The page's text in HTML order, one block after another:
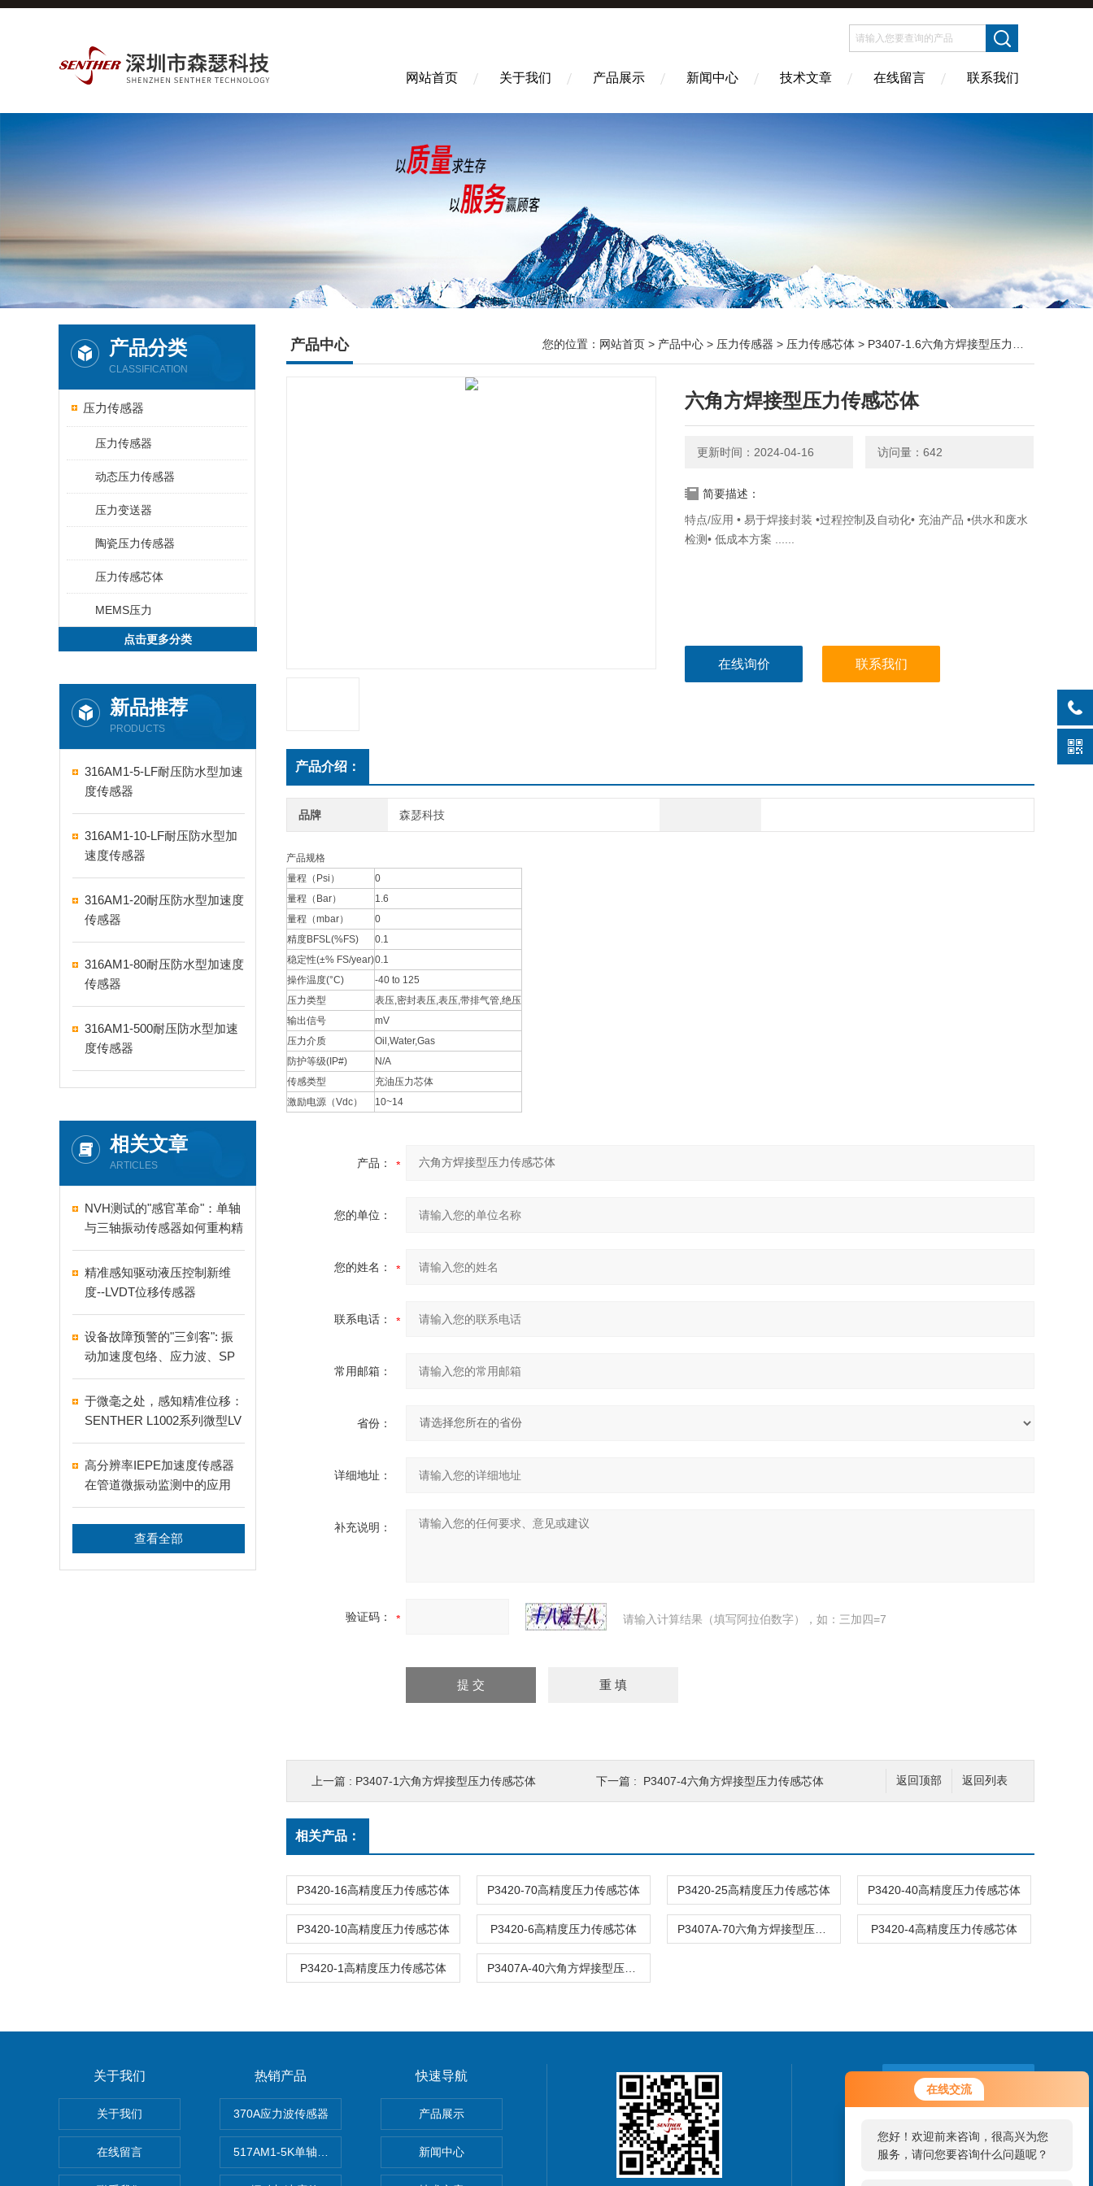
在线交流
您好！欢迎前来咨询，很高兴为您
服务，请问您要咨询什么问题呢？
您好，看您停留很久了，是否找到
了需求产品，您可以直接在线与我
网站首页 关于我们 产品展示 新闻中心 技术文章 在线留言 联系我们
产品分类
CLASSIFICATION
压力传感器
压力传感器
动态压力传感器
压力变送器
陶瓷压力传感器
压力传感芯体
MEMS压力
点击更多分类
新品推荐
PRODUCTS
316AM1-5-LF耐压防水型加速
度传感器
316AM1-10-LF耐压防水型加
速度传感器
316AM1-20耐压防水型加速度
传感器
316AM1-80耐压防水型加速度
传感器
316AM1-500耐压防水型加速
度传感器
相关文章
ARTICLES
NVH测试的"感官革命"：单轴
与三轴振动传感器如何重构精
准测量逻辑
精准感知驱动液压控制新维
度--LVDT位移传感器
设备故障预警的"三剑客": 振
动加速度包络、应力波、SP
M
​于微毫之处，感知精准位移：
SENTHER L1002系列微型LV
RT位移传感器在严苛工业环
境中的应用
高分辨率IEPE加速度传感器
在管道微振动监测中的应用
查看全部
产品中心 您的位置： 网站首页 > 产品中心 > 压力传感器 > 压力传感芯体 > P3407-1.6六角方焊接型压力传感芯体
六角方焊接型压力传感芯体
更新时间：2024-04-16 访问量：642
简要描述：
特点/应用 • 易于焊接封装 •过程控制及自动化• 充油产品 •供水和废水
检测• 低成本方案 ......
在线询价 联系我们
产品介绍：
品牌 森瑟科技
产品规格
量程（Psi）
0
量程（Bar）
1.6
量程（mbar）
0
精度BFSL(%FS)
0.1
稳定性(±% FS/year)0.1
操作温度(°C)
-40 to 125
压力类型
表压,密封表压,表压,带排气管,绝压
输出信号
mV
压力介质
Oil,Water,Gas
防护等级(IP#)
N/A
传感类型
充油压力芯体
激励电源（Vdc）
10~14
产品：
您的单位：
您的姓名：
联系电话：
常用邮箱：
省份：
详细地址：
补充说明：
验证码： 请输入计算结果（填写阿拉伯数字），如：三加四=7
返回列表
返回顶部
上一篇 : P3407-1六角方焊接型压力传感芯体 下一篇 : P3407-4六角方焊接型压力传感芯体
相关产品：
P3420-16高精度压力传感芯体 P3420-70高精度压力传感芯体 P3420-25高精度压力传感芯体 P3420-40高精度压力传感芯体
P3420-10高精度压力传感芯体 P3420-6高精度压力传感芯体 P3420-4高精度压力传感芯体
P3420-1高精度压力传感芯体
关于我们
关于我们
在线留言
热销产品
370A应力波传感器
517AM1-5K单轴冲击IEPE加速度传感器
快速导航
产品展示
新闻中心
联系我们
0755-85273639